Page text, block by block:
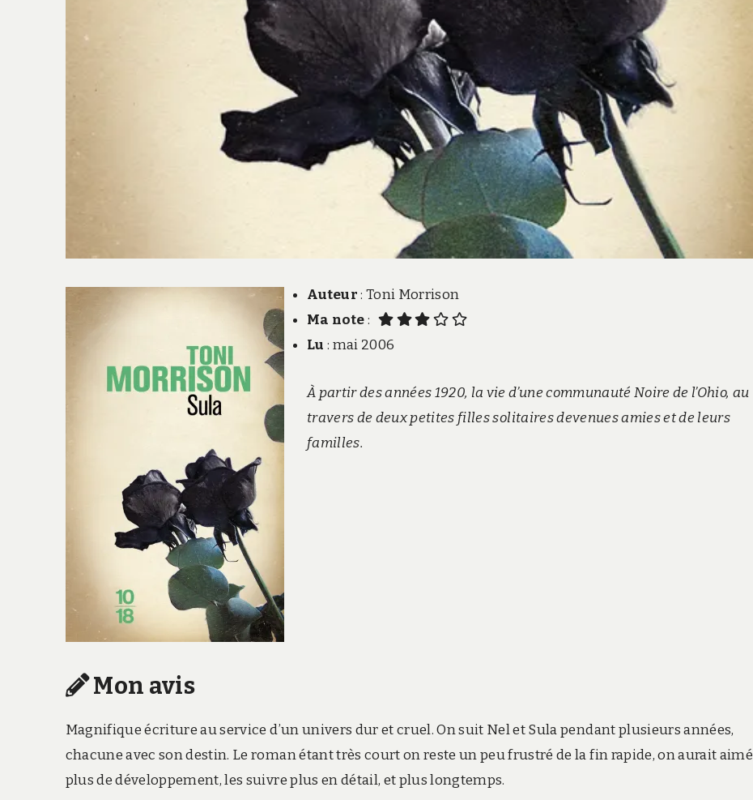
Auteur: Toni Morrison
Ma note:
Lu : mai 2006
À partir des années 1920, la vie d’une communauté Noire de l’Ohio, au
travers de deux petites filles solitaires devenues amies et de leurs
familles.
Mon avis
Magnifique écriture au service d’un univers dur et cruel. On suit Nel et Sula pendant plusieurs années,
chacune avec son destin. Le roman étant très court on reste un peu frustré de la fin rapide, on aurait aimé
plus de développement, les suivre plus en détail, et plus longtemps.